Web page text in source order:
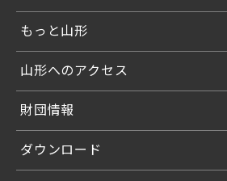
もっと山形
山形へのアクセス
財団情報
ダウンロード